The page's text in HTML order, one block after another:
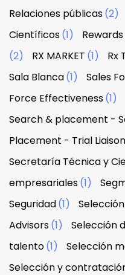
Relaciones públicas(2)
Científicos(1) Rewards
(2)
RX MARKET (1) Rx
Sala Blanca(1) Sales
Force Effectiveness(1)
Search & placement -
Placement - Trial
Secretaría Técnica y
empresariales(1)
Seguridad(1) Selección
Advisors(1) Selección
talento(1) Selección
Selección y